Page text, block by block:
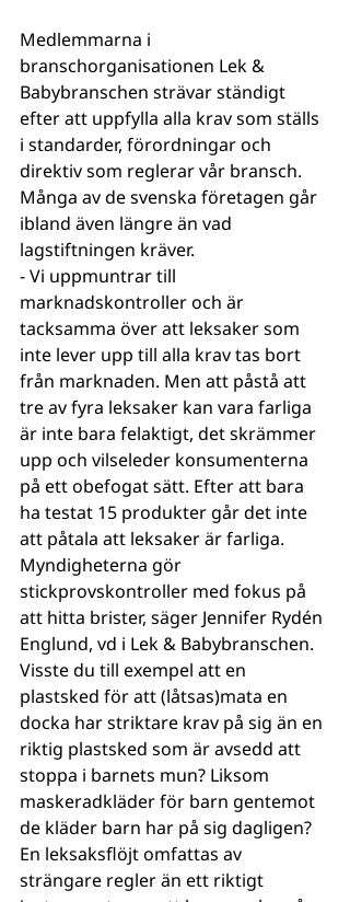
Medlemmarna i
branschorganisationen Lek &
Babybranschen strävar ständigt
efter att uppfylla alla krav som ställs
i standarder, förordningar och
direktiv som reglerar vår bransch.
Många av de svenska företagen går
ibland även längre än vad
lagstiftningen kräver.
- Vi uppmuntrar till
marknadskontroller och är
tacksamma över att leksaker som
inte lever upp till alla krav tas bort
från marknaden. Men att påstå att
tre av fyra leksaker kan vara farliga
är inte bara felaktigt, det skrämmer
upp och vilseleder konsumenterna
på ett obefogat sätt. Efter att bara
ha testat 15 produkter går det inte
att påtala att leksaker är farliga.
Myndigheterna gör
stickprovskontroller med fokus på
att hitta brister, säger Jennifer Rydén
Englund, vd i Lek & Babybranschen.
Visste du till exempel att en
plastsked för att (låtsas)mata en
docka har striktare krav på sig än en
riktig plastsked som är avsedd att
stoppa i barnets mun? Liksom
maskeradkläder för barn gentemot
de kläder barn har på sig dagligen?
En leksaksflöjt omfattas av
strängare regler än ett riktigt